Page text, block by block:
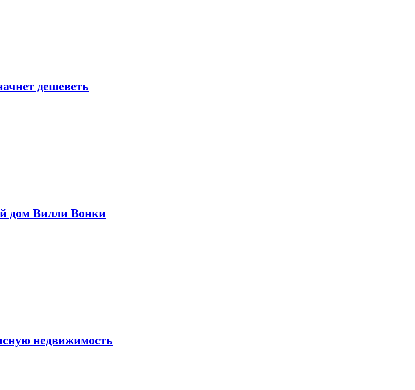
дешеветь
дом Вилли Вонки
недвижимость